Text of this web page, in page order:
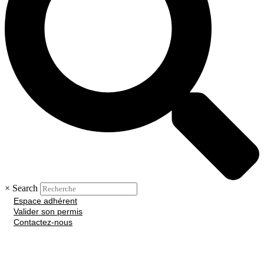
× Search
Espace adhérent
Valider son permis
Contactez-nous